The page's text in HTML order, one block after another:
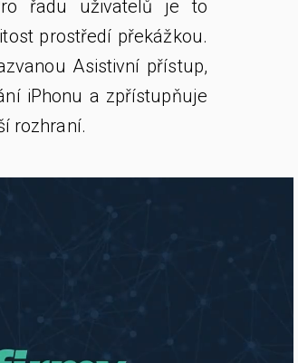
řadu uživatelů je to
prostředí překážkou.
Asistivní přístup,
iPhonu a zpřístupňuje
rozhraní.